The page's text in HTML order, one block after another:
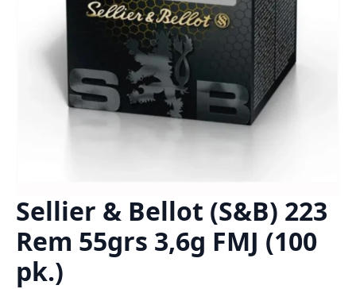
Sellier & Bellot (S&B) 223
Rem 55grs 3,6g FMJ (100
pk.)